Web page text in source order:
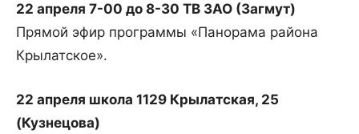
22 апреля 7-00 до 8-30 ТВ ЗАО (Загмут)
Прямой эфир программы «Панорама района
Крылатское».
22 апреля школа 1129 Крылатская, 25
(Кузнецова)